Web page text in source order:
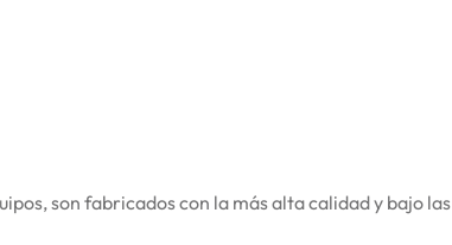
son fabricados con la más alta calidad y bajo las